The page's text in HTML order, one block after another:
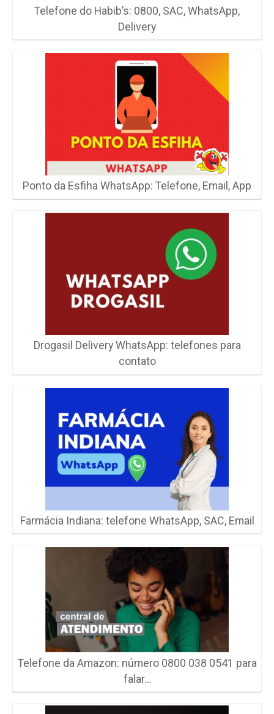
Telefone do Habib’s: 0800, SAC, WhatsApp,
Delivery
Ponto da Esfiha WhatsApp: Telefone, Email, App
Drogasil Delivery WhatsApp: telefones para
contato
Farmácia Indiana: telefone WhatsApp, SAC, Email
Telefone da Amazon: número 0800 038 0541 para
falar…